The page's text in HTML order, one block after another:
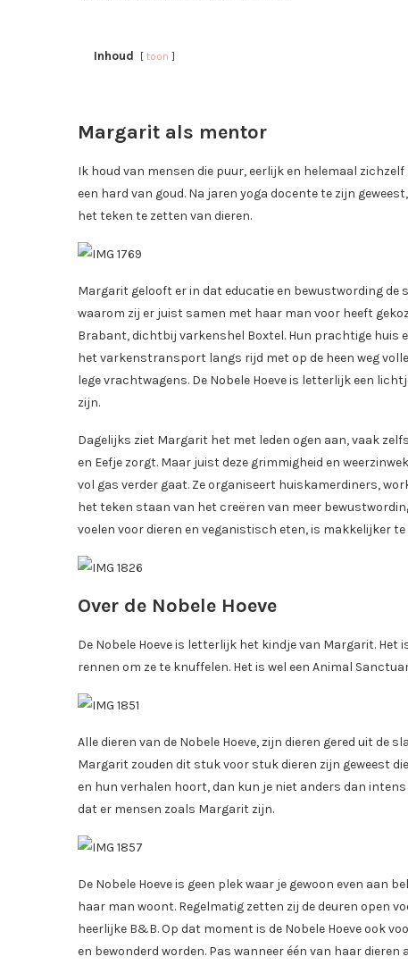
Inhoud toon
Margarit als mentor
Ik houd van mensen die puur, eerlijk en helemaal
een hard van goud. Na jaren yoga docente te zijn
het teken te zetten van dieren.
Margarit gelooft er in dat educatie en bewustwording de
waarom zij er juist samen met haar man voor heeft
Brabant, dichtbij varkenshel Boxtel. Hun prachtige huis
het varkenstransport langs rijd met op de heen weg
lege vrachtwagens. De Nobele Hoeve is letterlijk een
zijn.
Dagelijks ziet Margarit het met leden ogen aan, vaak
en Eefje zorgt. Maar juist deze grimmigheid en
vol gas verder gaat. Ze organiseert huiskamerdiners,
het teken staan van het creëren van meer
voelen voor dieren en veganistisch eten, is makkelijker
Over de Nobele Hoeve
De Nobele Hoeve is letterlijk het kindje van Margarit.
rennen om ze te knuffelen. Het is wel een Animal
Alle dieren van de Nobele Hoeve, zijn dieren gered uit
Margarit zouden dit stuk voor stuk dieren zijn geweest
en hun verhalen hoort, dan kun je niet anders dan
dat er mensen zoals Margarit zijn.
De Nobele Hoeve is geen plek waar je gewoon even aan
haar man woont. Regelmatig zetten zij de deuren open
heerlijke B&B. Op dat moment is de Nobele Hoeve ook
en bewonderd worden. Pas wanneer één van haar